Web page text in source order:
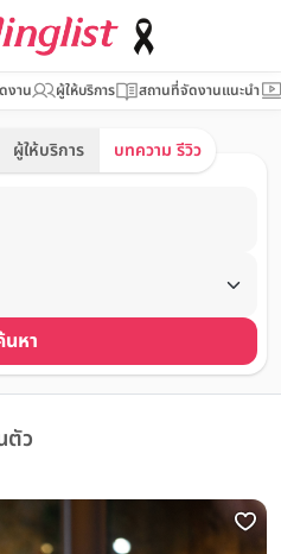
งาน ผู้ให้บริการ สถานที่จัดงานแนะนำ
ผู้ให้บริการ บทความ รีวิว
นหา
ตัว